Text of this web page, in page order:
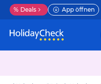
% Deals App öffnen